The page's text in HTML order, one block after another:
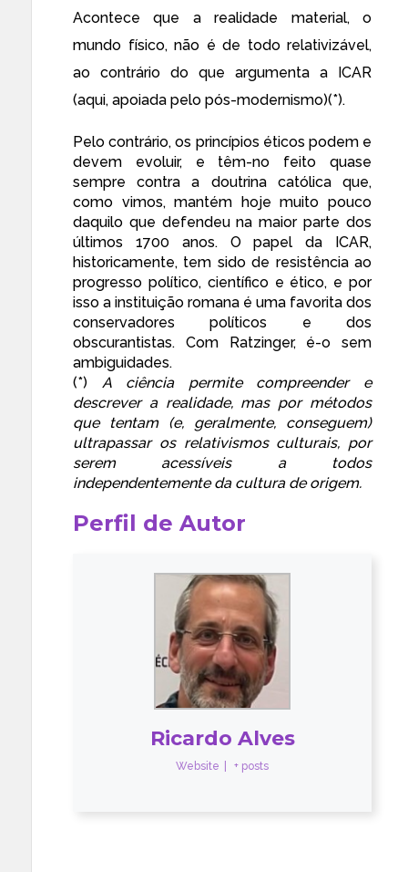
Acontece que a realidade material, o
mundo físico, não é de todo relativizável,
ao contrário do que argumenta a ICAR
(aqui, apoiada pelo pós-modernismo)(*).
Pelo contrário, os princípios éticos podem e
devem evoluir, e têm-no feito quase
sempre contra a doutrina católica que,
como vimos, mantém hoje muito pouco
daquilo que defendeu na maior parte dos
últimos 1700 anos. O papel da ICAR,
historicamente, tem sido de resistência ao
progresso político, científico e ético, e por
isso a instituição romana é uma favorita dos
conservadores políticos e dos
obscurantistas. Com Ratzinger, é-o sem
ambiguidades.
(*) A ciência permite compreender e
descrever a realidade, mas por métodos
que tentam (e, geralmente, conseguem)
ultrapassar os relativismos culturais, por
serem acessíveis a todos
independentemente da cultura de origem.
Perfil de Autor
Ricardo Alves
Website + posts